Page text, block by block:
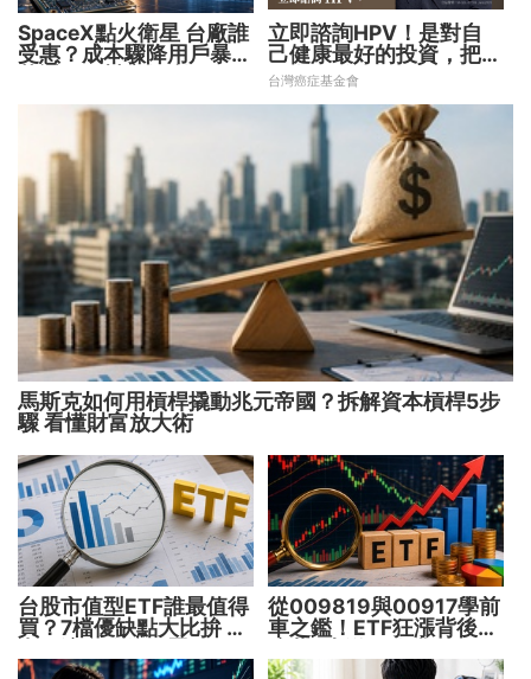
SpaceX點火衛星 台廠誰
受惠？成本驟降用戶暴增
立即諮詢HPV！是對自
己健康最好的投資，把握
現在不嫌晚！
台灣癌症基金會
馬斯克如何用槓桿撬動兆元帝國？拆解資本槓桿5步
驟 看懂財富放大術
台股市值型ETF誰最值得
買？7檔優缺點大比拚 找
從009819與00917學前
車之鑑！ETF狂漲背後